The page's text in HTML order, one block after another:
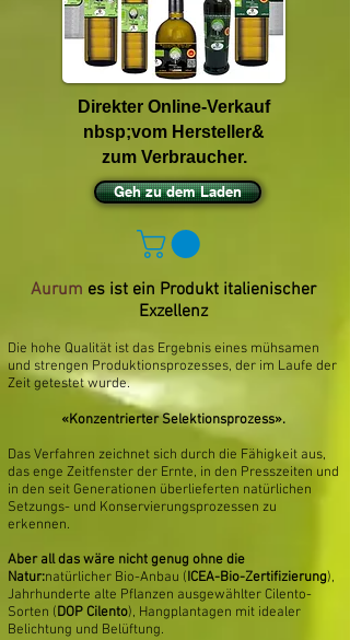
Direkter Online-Verkauf
&nbsp;vom Hersteller
zum Verbraucher.
Geh zu dem Laden
Aurum es ist ein Produkt italienischer
Exzellenz
Die hohe Qualität ist das Ergebnis eines mühsamen
und strengen Produktionsprozesses, der im Laufe der
Zeit getestet wurde.
«Konzentrierter Selektionsprozess».
Das Verfahren zeichnet sich durch die Fähigkeit aus,
das enge Zeitfenster der Ernte, in den Presszeiten und
in den seit Generationen überlieferten natürlichen
Setzungs- und Konservierungsprozessen zu
erkennen.
Aber all das wäre nicht genug ohne die
Natur:natürlicher Bio-Anbau (ICEA-Bio-Zertifizierung),
Jahrhunderte alte Pflanzen ausgewählter Cilento-
Sorten (DOP Cilento), Hangplantagen mit idealer
Belichtung und Belüftung.